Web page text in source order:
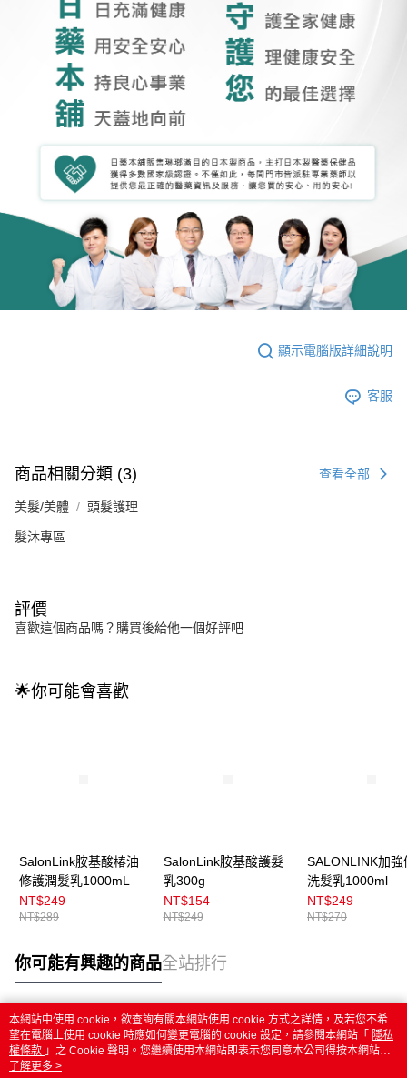
顯示電腦版詳細說明
客服
商品相關分類 (3) 查看全部
美髮/美體 頭髮護理
髮沐專區
評價
喜歡這個商品嗎？購買後給他一個好評吧
🌟你可能會喜歡
SalonLink胺基酸椿油
修護潤髮乳1000mL
NT$249
NT$289
SalonLink胺基酸護髮
乳300g
NT$154
NT$249
SALONLINK加強
洗髮乳1000ml
NT$249
NT$270
你可能有興趣的商品全站排行
熱門標籤
本網站中使用 cookie，欲查詢有關本網站使用 cookie 方式之詳情，及若您不希
望在電腦上使用 cookie 時應如何變更電腦的 cookie 設定，請參閱本網站「 隱私
權條款 」之 Cookie 聲明。您繼續使用本網站即表示您同意本公司得按本網站使
用條款之 Cookie 聲明使用 cookie。
了解更多 >